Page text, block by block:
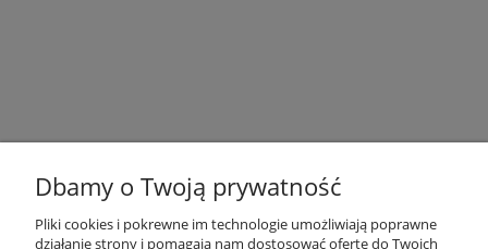
Dbamy o Twoją prywatność
Pliki cookies i pokrewne im technologie umożliwiają poprawne
działanie strony i pomagają nam dostosować ofertę do Twoich